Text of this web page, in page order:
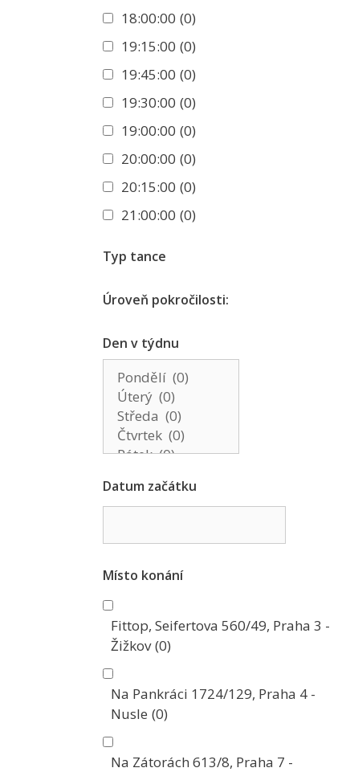
18:00:00 (0)
19:15:00 (0)
19:45:00 (0)
19:30:00 (0)
19:00:00 (0)
20:00:00 (0)
20:15:00 (0)
21:00:00 (0)
Typ tance
Úroveň pokročilosti:
Den v týdnu
Datum začátku
Místo konání
Fittop, Seifertova 560/49, Praha 3 -
Žižkov (0)
Na Pankráci 1724/129, Praha 4 -
Nusle (0)
Na Zátorách 613/8, Praha 7 -